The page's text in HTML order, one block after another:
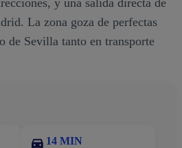
y una salida directa de
La zona goza de perfectas
de Sevilla tanto en transporte
14 MIN